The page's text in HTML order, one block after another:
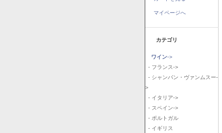
マイページへ
カテゴリ
ワイン->
- フランス->
- シャンパン・ヴァンムスー-
>
- イタリア->
- スペイン->
- ポルトガル
- イギリス